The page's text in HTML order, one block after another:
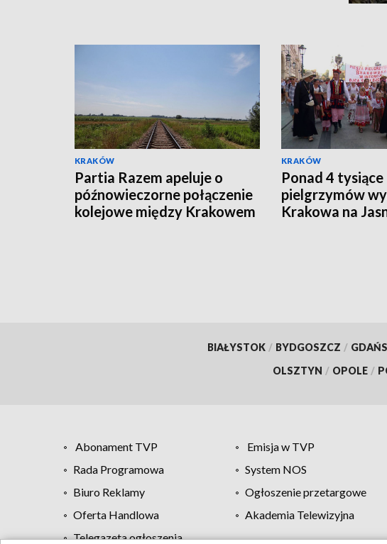
KRAKÓW
Partia Razem apeluje o
późnowieczorne połączenie
kolejowe między Krakowem
KRAKÓW
Ponad 4 tysiące
pielgrzymów
Krakowa na
BIAŁYSTOK / BYDGOSZCZ /
OLSZTYN / OPOLE /
Abonament TVP Emisja w TVP
Rada Programowa
System NOS
Biuro Reklamy
Ogłoszenie przetargowe
Oferta Handlowa
Akademia Telewizyjna
Telegazeta ogłoszenia